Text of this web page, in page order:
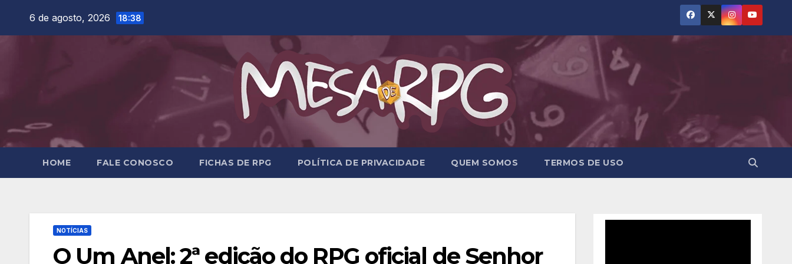
6 de agosto, 2026 18:38
HOME FALE CONOSCO FICHAS DE RPG POLÍTICA DE PRIVACIDADE QUEM SOMOS TERMOS DE USO
NOTÍCIAS
O Um Anel: 2ª edição do RPG oficial de Senhor